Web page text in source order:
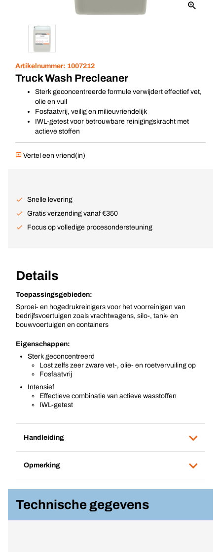
Artikelnummer: 1007212
Truck Wash Precleaner
Sterk geconcentreerde formule verwijdert effectief vet,
olie en vuil
Fosfaatvrij, veilig en milieuvriendelijk
IWL-getest voor betrouwbare reinigingskracht met
actieve stoffen
Vertel een vriend(in)
Snelle levering
Gratis verzending vanaf €350
Focus op volledige procesondersteuning
Details
Toepassingsgebieden:
Sproei- en hogedrukreinigers voor het voorreinigen van
bedrijfsvoertuigen zoals vrachtwagens, silo-, tank- en
bouwvoertuigen en containers
Eigenschappen:
Sterk geconcentreerd
Lost zelfs zeer zware vet-, olie- en roetvervuiling op
Fosfaatvrij
Intensief
Effectieve combinatie van actieve wasstoffen
IWL-getest
Handleiding
Opmerking
Technische gegevens